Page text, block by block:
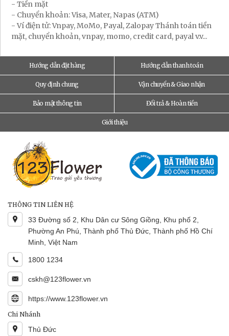
- Tiền mặt
- Chuyển khoản: Visa, Mater, Napas (ATM)
- Ví điện tử: Vnpay, MoMo, Payal, Zalopay Thánh toán tiền
mặt, chuyển khoản, vnpay, momo, credit card, payal v.v...
Hướng dẫn đặt hàng Hướng dẫn thanh toán
Quy định chung Vận chuyển & Giao nhận
Bảo mật thông tin Đổi trả & Hoàn tiền
Giới thiệu
THÔNG TIN LIÊN HỆ
33 Đường số 2, Khu Dân cư Sông Giồng, Khu phố 2,
Phường An Phú, Thành phố Thủ Đức, Thành phố Hồ Chí
Minh, Việt Nam
1800 1234
cskh@123flower.vn
https://www.123flower.vn
Chi Nhánh
Thủ Đức